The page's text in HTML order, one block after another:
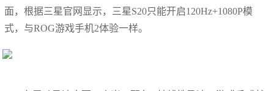
面，根据三星官网显示，三星S20只能开启120Hz+1080P模
式，与ROG游戏手机2体验一样。